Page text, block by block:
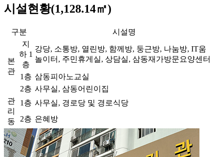
시설현황(1,128.14㎡)
구분 시설명
본
관
지
하 1
층
강당, 소통방, 열린방, 함께방, 둥근방, 나눔방, IT움
놀이터, 주민휴게실, 상담실, 삼동재가방문요양센터
1층 삼동피아노교실
2층 사무실, 삼동어린이집
관
리
동
1층 사무실, 경로당 및 경로식당
2층 은혜방